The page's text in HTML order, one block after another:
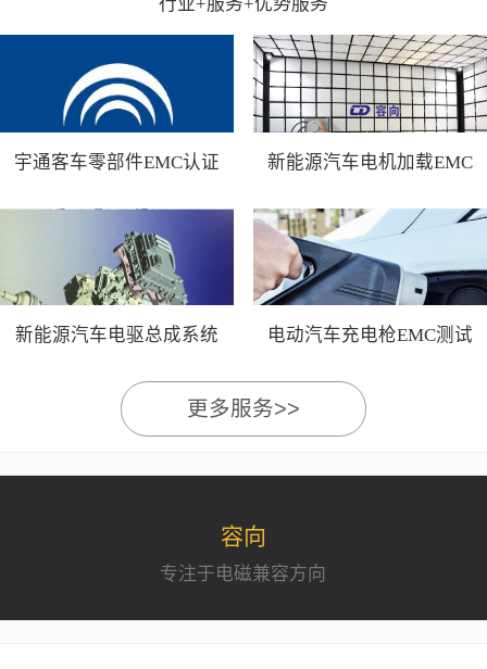
宇通客车零部件EMC认证
新能源汽车电机加载EMC
新能源汽车电驱总成系统
电动汽车充电枪EMC测试
更多服务>>
容向
专注于电磁兼容方向